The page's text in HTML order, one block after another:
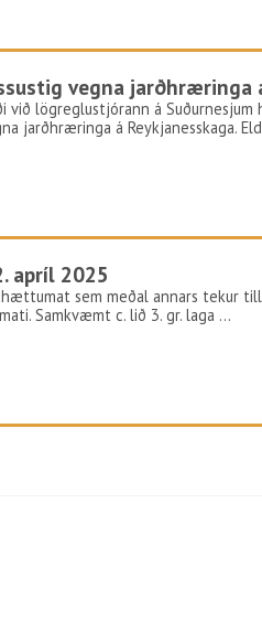
vegna jarðhræringa
við lögreglustjórann á
jarðhræringa á Reykjanesskaga.
apríl 2025
sem meðal annars tekur
Samkvæmt c. lið 3. gr. laga …